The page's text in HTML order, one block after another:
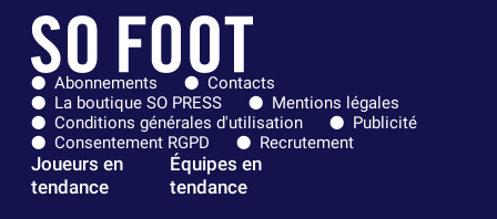
Abonnements
Contacts
La boutique SO PRESS
Mentions légales
Conditions générales d'utilisation
Publicité
Consentement RGPD
Recrutement
Joueurs en
tendance
Équipes en
tendance